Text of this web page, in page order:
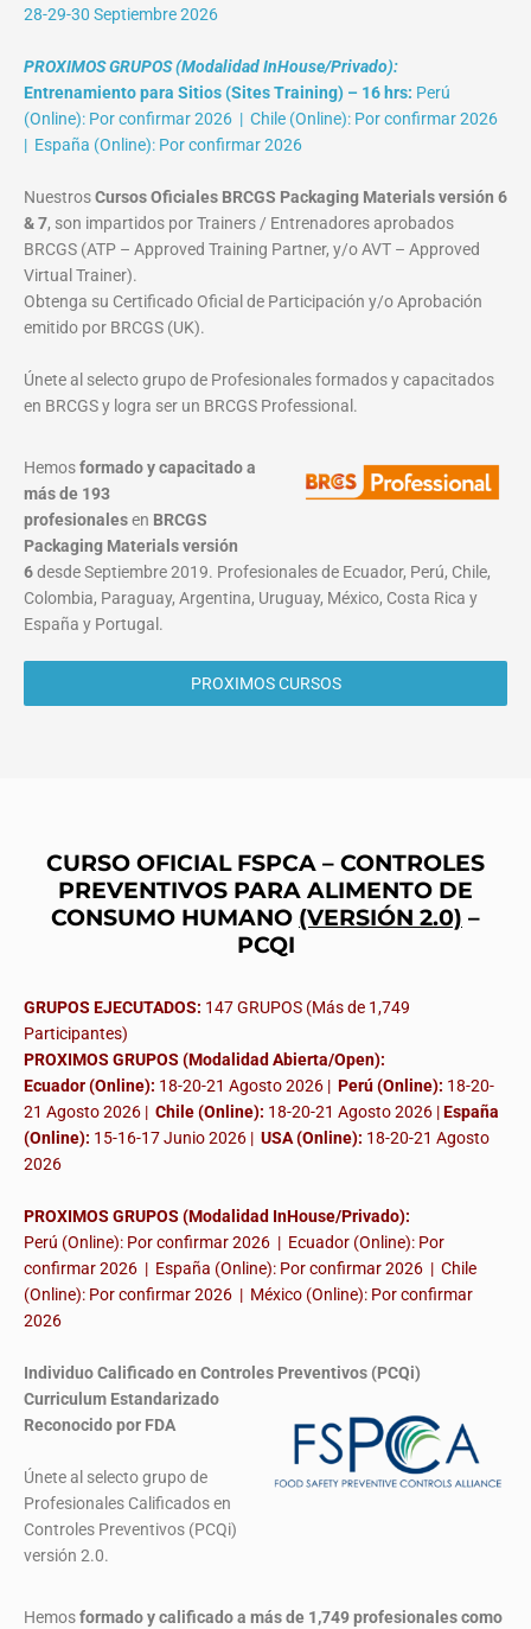
28-29-30 Septiembre 2026
PROXIMOS GRUPOS (Modalidad InHouse/Privado):
Entrenamiento para Sitios (Sites Training) – 16 hrs: Perú
(Online): Por confirmar 2026 | Chile (Online): Por confirmar 2026
| España (Online): Por confirmar 2026
NuestrosCursos Oficiales BRCGS Packaging Materials versión 6
& 7, son impartidos por Trainers / Entrenadores aprobados
BRCGS (ATP – Approved Training Partner, y/o AVT – Approved
Virtual Trainer).
Obtenga su Certificado Oficial de Participación y/o Aprobación
emitido por BRCGS (UK).
Únete al selecto grupo de Profesionales formados y capacitados
en BRCGS y logra ser un BRCGS Professional.
Hemosformado y capacitado a
más de 193
profesionalesen BRCGS
Packaging Materialsversión
6desde Septiembre 2019. Profesionales de Ecuador, Perú, Chile,
Colombia, Paraguay, Argentina, Uruguay, México, Costa Rica y
España y Portugal.
PROXIMOS CURSOS
CURSO OFICIAL FSPCA – CONTROLES
PREVENTIVOS PARA ALIMENTO DE
CONSUMO HUMANO (VERSIÓN 2.0) –
PCQI
GRUPOS EJECUTADOS: 147 GRUPOS (Más de 1,749
Participantes)
PROXIMOS GRUPOS (Modalidad Abierta/Open):
Ecuador (Online): 18-20-21 Agosto 2026 | Perú (Online): 18-20-
21 Agosto 2026 | Chile (Online): 18-20-21 Agosto 2026 |España
(Online): 15-16-17 Junio 2026 | USA (Online): 18-20-21 Agosto
2026
PROXIMOS GRUPOS (Modalidad InHouse/Privado):
Perú (Online): Por confirmar 2026 | Ecuador (Online): Por
confirmar 2026 | España (Online): Por confirmar 2026 | Chile
(Online): Por confirmar 2026 | México (Online): Por confirmar
2026
Individuo Calificado en Controles Preventivos (PCQi)
Curriculum Estandarizado
Reconocido por FDA
Únete al selecto grupo de
Profesionales Calificados en
Controles Preventivos (PCQi)
versión 2.0.
Hemosformado y calificado a más de 1,749 profesionalescomo